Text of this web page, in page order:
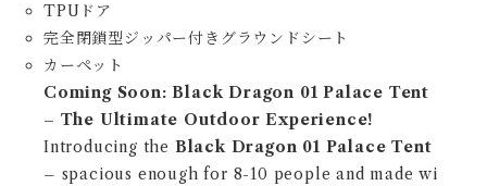
TPUドア
完全閉鎖型ジッパー付きグラウンドシート
カーペット
Coming Soon: Black Dragon 01 Palace Tent
– The Ultimate Outdoor Experience!
Introducing the Black Dragon 01 Palace Tent
– spacious enough for 8-10 people and made wi